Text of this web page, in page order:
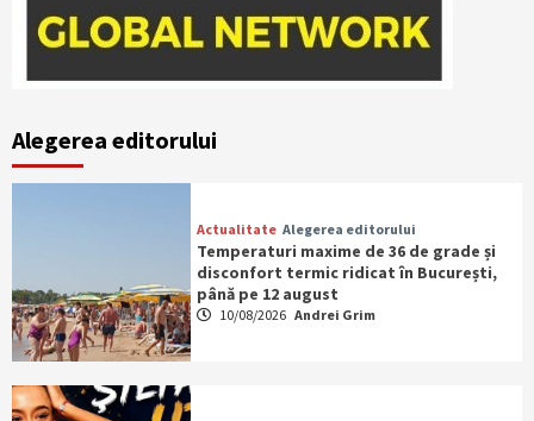
Alegerea editorului
Actualitate Alegerea editorului
Temperaturi maxime de 36 de grade și
disconfort termic ridicat în București,
până pe 12 august
10/08/2026 Andrei Grim